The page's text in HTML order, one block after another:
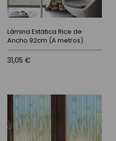
Lámina Estática Rice de
Ancho 92cm (A metros)
31,05 €